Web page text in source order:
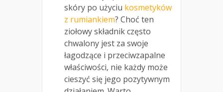
skóry po użyciu kosmetyków
z rumiankiem? Choć ten
ziołowy składnik często
chwalony jest za swoje
łagodzące i przeciwzapalne
właściwości, nie każdy może
cieszyć się jego pozytywnym